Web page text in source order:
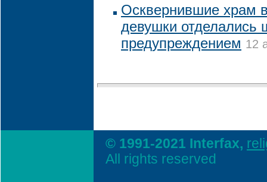
Осквернившие храм
девушки
предупреждением 12
© 1991-2021 Interfax,
All rights reserved